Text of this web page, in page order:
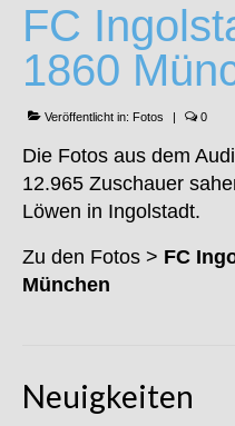
FC
1860
Veröffentlicht in: Fotos 0
Die Fotos aus dem
12.965 Zuschauer
Löwen in Ingolstadt.
Zu den Fotos > FC
München
Neuigkeiten